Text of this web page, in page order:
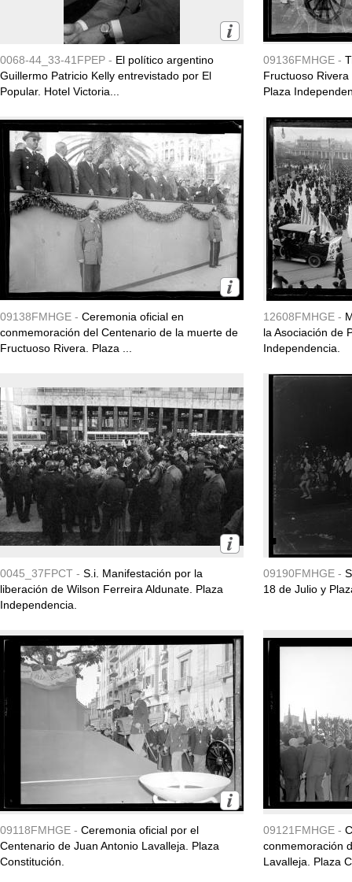
0068-44_33-41FPEP - El político argentino
Guillermo Patricio Kelly entrevistado por El
Popular. Hotel Victoria...
09136FMHGE -
Fructuoso
Plaza
09138FMHGE - Ceremonia oficial en
conmemoración del Centenario de la muerte de
Fructuoso Rivera. Plaza ...
12608FMHGE -
la Asociación de
Independencia.
0045_37FPCT - S.i. Manifestación por la
liberación de Wilson Ferreira Aldunate. Plaza
Independencia.
09190FMHGE -
18 de Julio y
09118FMHGE - Ceremonia oficial por el
Centenario de Juan Antonio Lavalleja. Plaza
Constitución.
09121FMHGE -
conmemoración
Lavalleja. Plaza